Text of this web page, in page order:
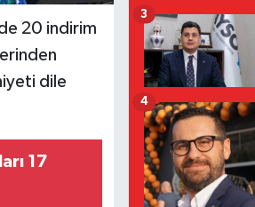
20 indirim
dile
17
3
4